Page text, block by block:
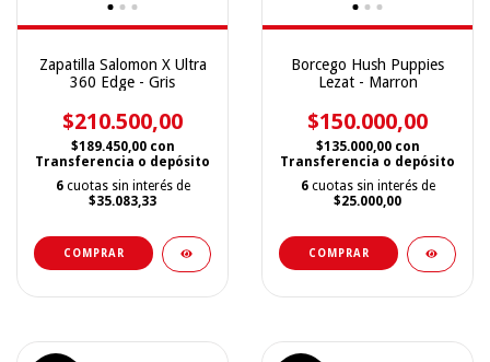
Zapatilla Salomon X Ultra
360 Edge - Gris
$210.500,00
$189.450,00 con
Transferencia o depósito
6 cuotas sin interés de
$35.083,33
COMPRAR
Borcego Hush Puppies
Lezat - Marron
$150.000,00
$135.000,00 con
Transferencia o depósito
6 cuotas sin interés de
$25.000,00
COMPRAR